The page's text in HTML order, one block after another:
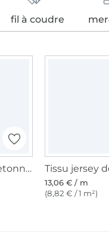
fil à coudre
Tissu coton cretonne fanion, boue
13,06 € / m
(8,82 € / 1 m²)